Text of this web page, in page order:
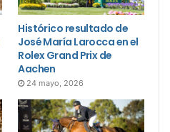
Histórico resultado de
José María Larocca en el
Rolex Grand Prix de
Aachen
24 mayo, 2026